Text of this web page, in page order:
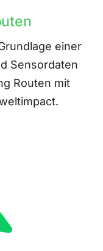
einer
Sensordaten
Routen mit